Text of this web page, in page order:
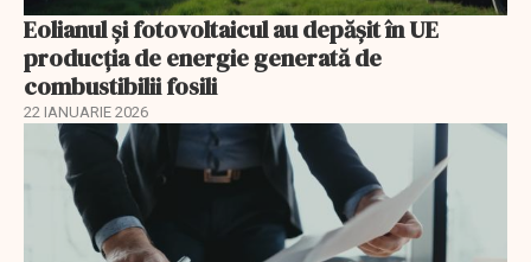
Eolianul și fotovoltaicul au depășit în UE
producția de energie generată de
combustibilii fosili
22 IANUARIE 2026